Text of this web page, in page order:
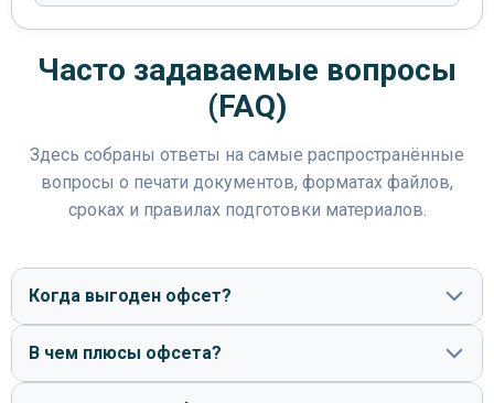
Часто задаваемые вопросы
(FAQ)
Здесь собраны ответы на самые распространённые
вопросы о печати документов, форматах файлов,
сроках и правилах подготовки материалов.
Когда выгоден офсет?
Офсетная печать становится выгодной при больших
тиражах — как правило, от 500-1000 каталогов.
В чем плюсы офсета?